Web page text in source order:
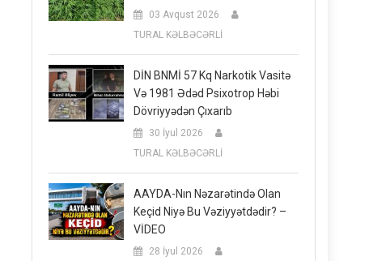
03 Avqust 2026
TURAL KƏLBƏCƏRLİ
DİN BNMİ 57 Kq Narkotik Vasitə
Və 1981 Ədəd Psixotrop Həbi
Dövriyyədən Çıxarıb
30 İyul 2026
TURAL KƏLBƏCƏRLİ
AAYDA-Nın Nəzarətində Olan
Keçid Niyə Bu Vəziyyətdədir? –
VİDEO
28 İyul 2026